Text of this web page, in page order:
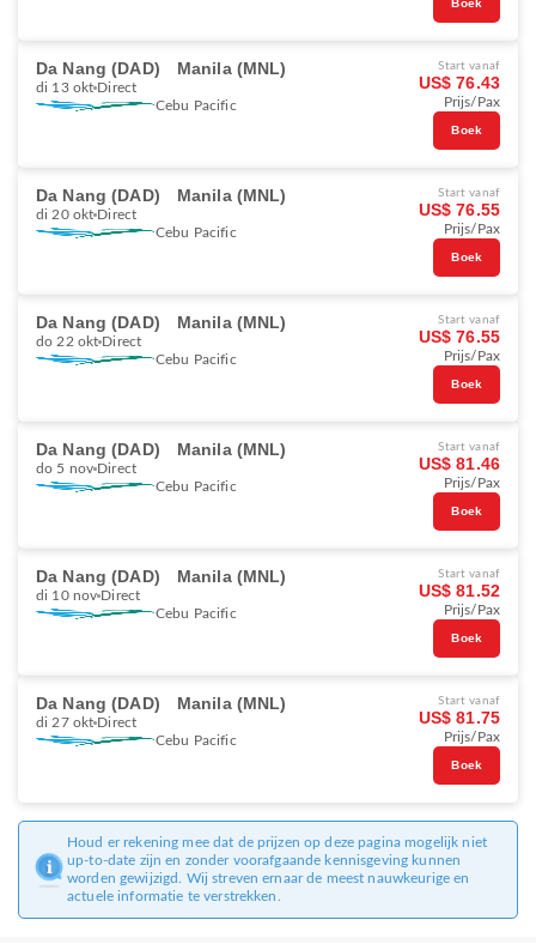
Boek
Da Nang (DAD) Manila (MNL)
di 13 okt Direct
Cebu Pacific
Start vanaf
US$ 76.43
Prijs/Pax
Boek
Da Nang (DAD) Manila (MNL)
di 20 okt Direct
Cebu Pacific
Start vanaf
US$ 76.55
Prijs/Pax
Boek
Da Nang (DAD) Manila (MNL)
do 22 okt Direct
Cebu Pacific
Start vanaf
US$ 76.55
Prijs/Pax
Boek
Da Nang (DAD) Manila (MNL)
do 5 nov Direct
Cebu Pacific
Start vanaf
US$ 81.46
Prijs/Pax
Boek
Da Nang (DAD) Manila (MNL)
di 10 nov Direct
Cebu Pacific
Start vanaf
US$ 81.52
Prijs/Pax
Boek
Da Nang (DAD) Manila (MNL)
di 27 okt Direct
Cebu Pacific
Start vanaf
US$ 81.75
Prijs/Pax
Boek
Houd er rekening mee dat de prijzen op deze pagina mogelijk niet
up-to-date zijn en zonder voorafgaande kennisgeving kunnen
worden gewijzigd. Wij streven ernaar de meest nauwkeurige en
actuele informatie te verstrekken.